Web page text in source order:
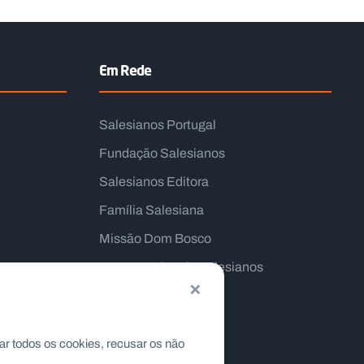
Em Rede
Salesianos Portugal
Fundação Salesianos
Salesianos Editora
Família Salesiana
Missão Dom Bosco
Jogos Nacionais Salesianos
×
todos os cookies, recusar os não